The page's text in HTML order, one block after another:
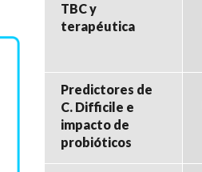
TBC y
terapéutica
Predictores de
C. Difficile e
impacto de
probióticos